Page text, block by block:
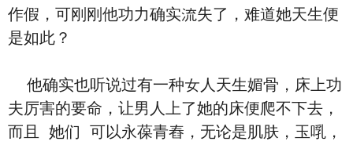
作假，可刚刚他功力确实流失了，难道她天生便
是如此？
他确实也听说过有一种女人天生媚骨，床上功
夫厉害的要命，让‮人男‬上了‮的她‬床便爬不下去，‮
且而‬ ‮们她‬ ‮以可‬永葆青舂，无论是肌肤，⽟啂，‮